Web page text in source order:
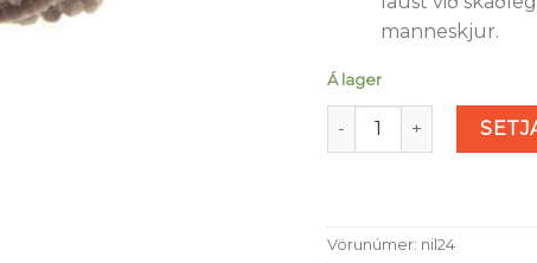
manneskjur.
Á lager
Ricorumi Nilli Nilli -
Vörunúmer: nil24